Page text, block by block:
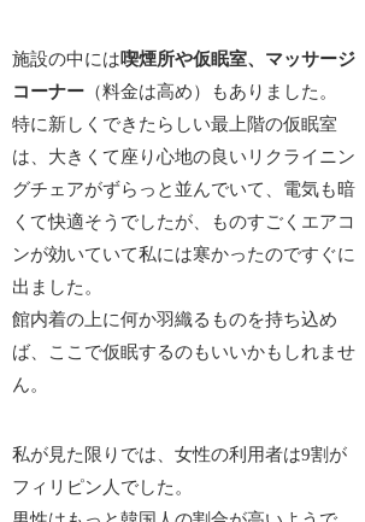
施設の中には喫煙所や仮眠室、マッサージ
コーナー （料金は高め）もありました。
特に新しくできたらしい最上階の仮眠室
は、大きくて座り心地の良いリクライニン
グチェアがずらっと並んでいて、電気も暗
くて快適そうでしたが、ものすごくエアコ
ンが効いていて私には寒かったのですぐに
出ました。
館内着の上に何か羽織るものを持ち込め
ば、ここで仮眠するのもいいかもしれませ
ん。
私が見た限りでは、女性の利用者は9割が
フィリピン人でした。